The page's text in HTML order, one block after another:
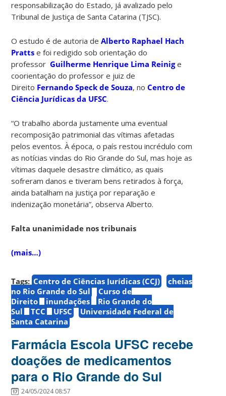
responsabilização do Estado, já avalizado pelo
Tribunal de Justiça de Santa Catarina (TJSC).
O estudo é de autoria deAlberto Raphael Hach
Pratts e foi redigido sob orientação do
professorGuilherme Henrique Lima Reinige
coorientação do professor e juiz de
Direito Fernando Speck de Souza, noCentro de
Ciência Jurídicas da UFSC.
“O trabalho aborda justamente uma eventual
recomposição patrimonial das vítimas afetadas
pelos eventos. À época, o país restou incrédulo com
as notícias vindas do Rio Grande do Sul, mas hoje as
vítimas daquele desastre climático, as quais
sofreram danos e tiveram bens retirados à força,
ainda batalham na justiça por reparação e
indenização monetária”, observa Alberto.
Falta unanimidade nos tribunais
(mais…)
Tags: Centro de Ciências Jurídicas (CCJ)
cheias
no Rio Grande do Sul
Curso de
Direito
inundações
Rio Grande do
Sul
TCC UFSC
Universidade Federal de
Santa Catarina
Farmácia Escola UFSC recebe
doações de medicamentos
para o Rio Grande do Sul
24/05/2024 08:57